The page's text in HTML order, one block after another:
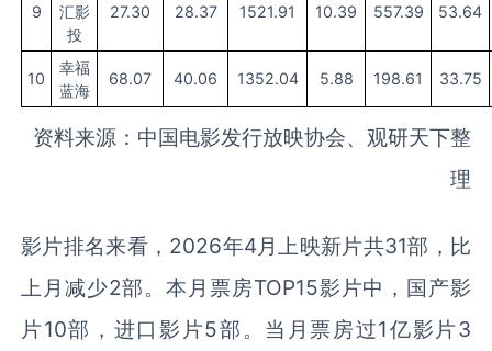
9
汇影
投
27.30 28.37 1521.91 10.39 557.39 53.64
10
幸福
蓝海
68.07 40.06 1352.04 5.88 198.61 33.75
资料来源：中国电影发行放映协会、观研天下整
理
影片排名来看，2026年4月上映新片共31部，比
上月减少2部。本月票房TOP15影片中，国产影
片10部，进口影片5部。当月票房过1亿影片3